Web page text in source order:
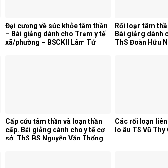
Đại cương về sức khỏe tâm thần
– Bài giảng dành cho Trạm y tế
xã/phường – BSCKII Lâm Tứ
Rối loạn tâm
Bài giảng dành
ThS Đoàn Hữu
Cấp cứu tâm thần và loạn thần
cấp. Bài giảng dành cho y tế cơ
sở. ThS.BS Nguyễn Văn Thống
Các rối loạn
lo âu TS Vũ Thy